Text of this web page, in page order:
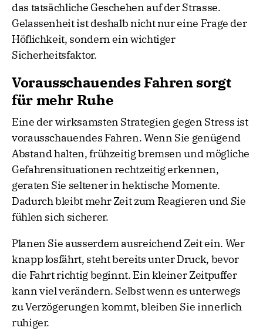
das tatsächliche Geschehen auf der Strasse.
Gelassenheit ist deshalb nicht nur eine Frage der
Höflichkeit, sondern ein wichtiger
Sicherheitsfaktor.
Vorausschauendes Fahren sorgt
für mehr Ruhe
Eine der wirksamsten Strategien gegen Stress ist
vorausschauendes Fahren. Wenn Sie genügend
Abstand halten, frühzeitig bremsen und mögliche
Gefahrensituationen rechtzeitig erkennen,
geraten Sie seltener in hektische Momente.
Dadurch bleibt mehr Zeit zum Reagieren und Sie
fühlen sich sicherer.
Planen Sie ausserdem ausreichend Zeit ein. Wer
knapp losfährt, steht bereits unter Druck, bevor
die Fahrt richtig beginnt. Ein kleiner Zeitpuffer
kann viel verändern. Selbst wenn es unterwegs
zu Verzögerungen kommt, bleiben Sie innerlich
ruhiger.